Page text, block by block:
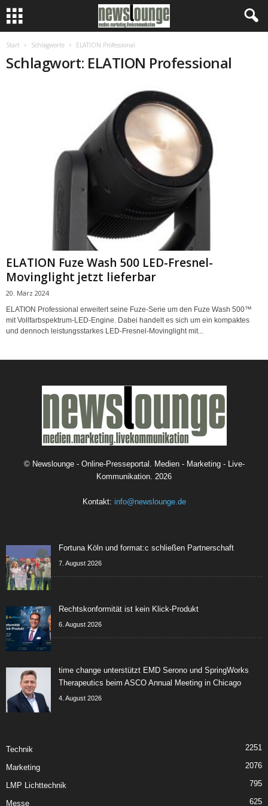
Start Schlagworte ELATION Professional
Schlagwort: ELATION Professional
ELATION Fuze Wash 500 LED-Fresnel-
Movinglight jetzt lieferbar
20. März 2024
ELATION Professional erweitert seine Fuze-Serie um den Fuze Wash 500™
mit Vollfarbspektrum-LED-Engine. Dabei handelt es sich um ein kompaktes
und dennoch leistungsstarkes LED-Fresnel-Movinglight mit...
© Newslounge - Online-Presseportal. Medien - Marketing - Live-
Kommunikation. 2026
Kontakt: info@newslounge.de
Fortuna Köln und format:c schließen Partnerschaft
7. August 2026
Rechtskonformität ist kein Klick-Produkt
6. August 2026
time change unterstützt EMD Serono und SpringWorks
Therapeutics beim ASCO Annual Meeting in Chicago
4. August 2026
Technik 2251
Marketing 2076
LMP Lichttechnik 795
Messe 625